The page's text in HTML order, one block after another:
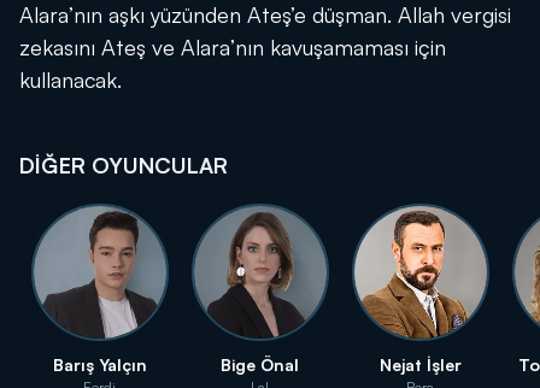
Alara’nın aşkı yüzünden Ateş’e düşman. Allah vergisi
zekasını Ateş ve Alara’nın kavuşamaması için
kullanacak.
DİĞER OYUNCULAR
Barış Yalçın Bige Önal Nejat İşler